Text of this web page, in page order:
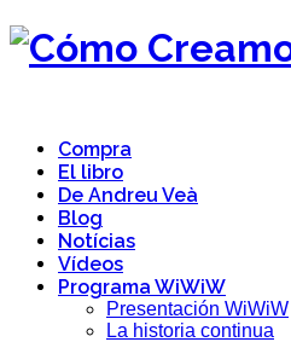
Compra
El libro
De Andreu Veà
Blog
Notícias
Vídeos
Programa WiWiW
Presentación WiWiW
La historia continua